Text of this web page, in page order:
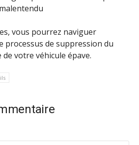
vous pourrez naviguer
processus de suppression du
de votre véhicule épave.